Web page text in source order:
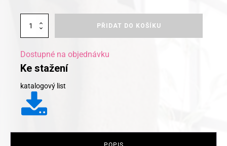
Kleine
závěs
BARCELONA
jetelová
PŘIDAT DO KOŠÍKU
Dostupné na objednávku
Ke stažení
katalogový list